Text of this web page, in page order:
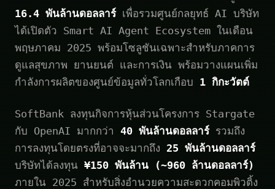
16.4 พันล้านดอลลาร์เพื่อรวมศูนย์กลยุทธ์ AI บริษัท
ได้เปิดตัว Smart AI Agent Ecosystem ในเดือน
พฤษภาคม 2025 พร้อมโซลูชันเฉพาะสำหรับภาคการ
ดูแลสุขภาพ ยานยนต์ และการเงิน พร้อมวางแผนเพิ่ม
กำลังการผลิตของศูนย์ข้อมูลทั่วโลกเกือบ 1 กิกะวัตต์
SoftBank ลงทุนกิจการหุ้นส่วนโครงการ Stargate
กับ OpenAI มากกว่า 40 พันล้านดอลลาร์รวมถึง
การลงทุนโดยตรงที่อาจจะมากถึง 25 พันล้านดอลลาร์
บริษัทได้ลงทุน ¥150 พันล้าน (~960 ล้านดอลลาร์)
ภายใน 2025 สำหรับสิ่งอำนวยความสะดวกคอมพิวติ้ง